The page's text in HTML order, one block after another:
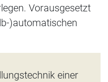
Vorausgesetzt
)automatischen
einer